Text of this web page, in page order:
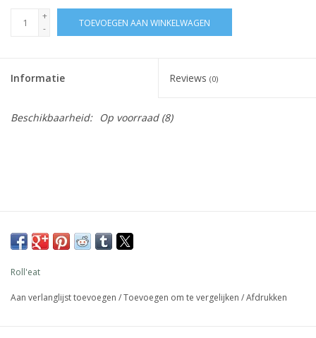
+
-
TOEVOEGEN AAN WINKELWAGEN
Informatie Reviews (0)
Beschikbaarheid: Op voorraad(8)
Roll'eat
Aan verlanglijst toevoegen /Toevoegen om te vergelijken /Afdrukken